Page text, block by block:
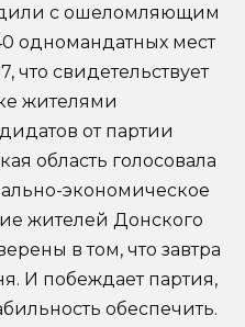
с ошеломляющим
одномандатных мест
что свидетельствует
жителями
от партии
область голосовала
экономическое
жителей Донского
в том, что завтра
И побеждает партия,
обеспечить.